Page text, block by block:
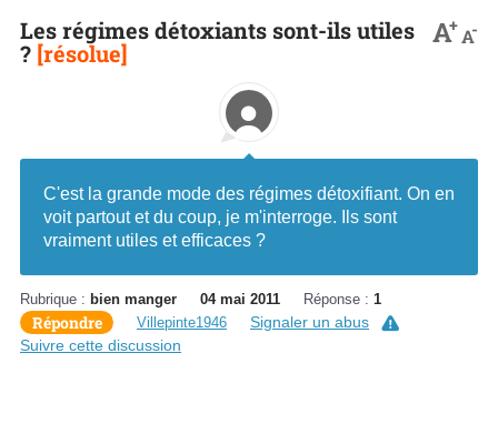
Les régimes détoxiants sont-ils utiles
? [résolue]
A+A-
C'est la grande mode des régimes détoxifiant. On en
voit partout et du coup, je m'interroge. Ils sont
vraiment utiles et efficaces ?
Rubrique : bien manger 04 mai 2011 Réponse : 1
Répondre Villepinte1946
Signaler un abus
Suivre cette discussion